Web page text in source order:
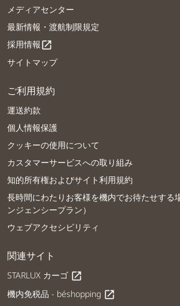
メディアセンター
最新情報・渡航制限規定
採用情報open_in_new
サイトマップ
ご利用規約
運送約款
個人情報保護
クッキーの使用について
カスタマーサービスへの取り組み
知的所有権およびサイト利用規約
長時間にわたりお客様を機内でお待たせする
ンジェンシープラン）
ウェブアクセシビリティ
関連サイト
STARLUX カーゴ open_in_new
機内免税品 - béshopping open_in_new